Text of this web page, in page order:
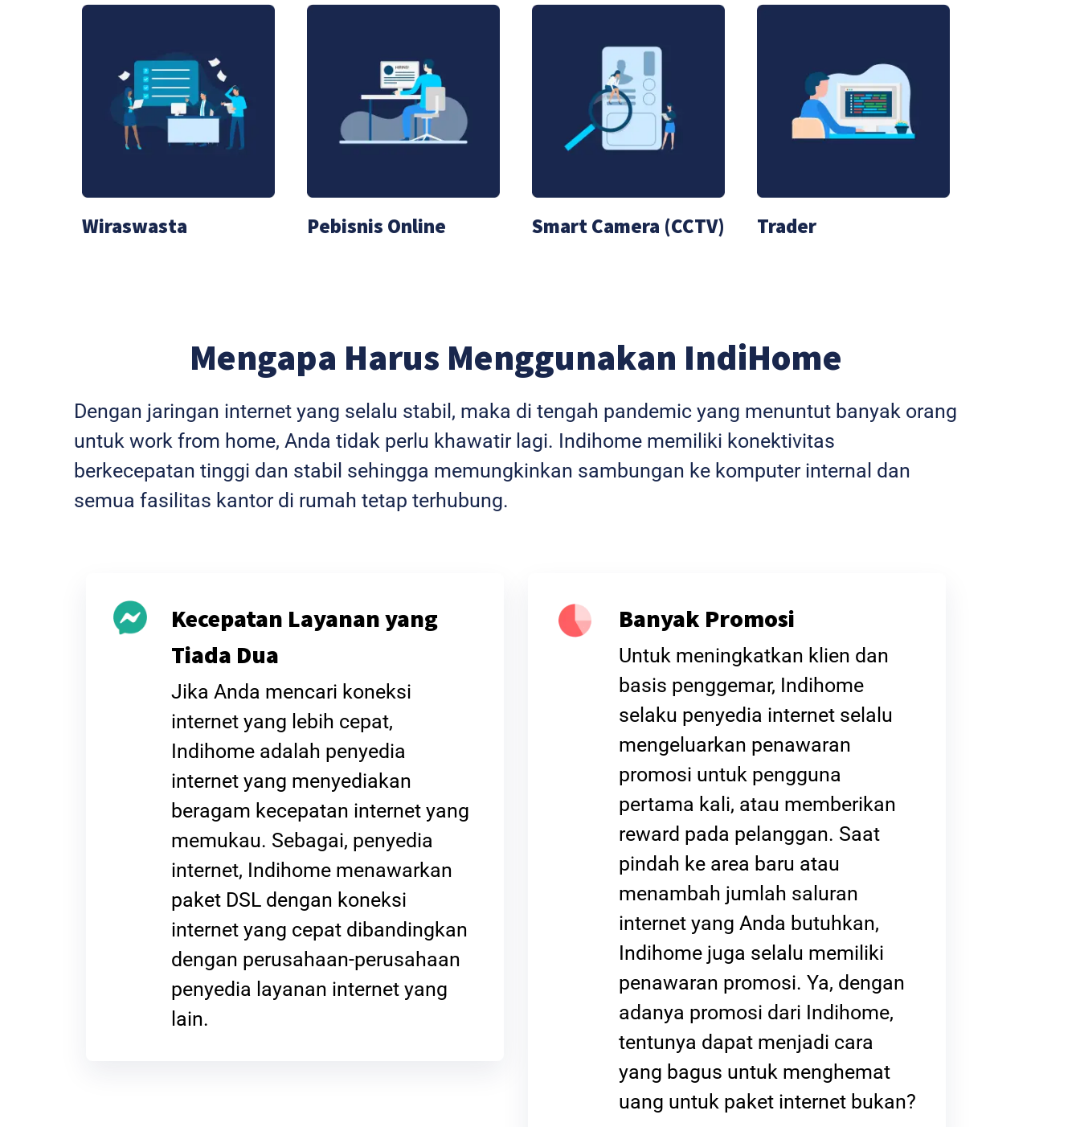
Wiraswasta Pebisnis Online Smart Camera (CCTV) Trader
Mengapa Harus Menggunakan IndiHome
Dengan jaringan internet yang selalu stabil, maka di tengah pandemic yang menuntut banyak orang
untuk work from home, Anda tidak perlu khawatir lagi. Indihome memiliki konektivitas
berkecepatan tinggi dan stabil sehingga memungkinkan sambungan ke komputer internal dan
semua fasilitas kantor di rumah tetap terhubung.
Kecepatan Layanan yang
Tiada Dua
Jika Anda mencari koneksi
internet yang lebih cepat,
Indihome adalah penyedia
internet yang menyediakan
beragam kecepatan internet yang
memukau. Sebagai, penyedia
internet, Indihome menawarkan
paket DSL dengan koneksi
internet yang cepat dibandingkan
dengan perusahaan-perusahaan
penyedia layanan internet yang
lain.
Banyak Promosi
Untuk meningkatkan klien dan
basis penggemar, Indihome
selaku penyedia internet selalu
mengeluarkan penawaran
promosi untuk pengguna
pertama kali, atau memberikan
reward pada pelanggan. Saat
pindah ke area baru atau
menambah jumlah saluran
internet yang Anda butuhkan,
Indihome juga selalu memiliki
penawaran promosi. Ya, dengan
adanya promosi dari Indihome,
tentunya dapat menjadi cara
yang bagus untuk menghemat
uang untuk paket internet bukan?